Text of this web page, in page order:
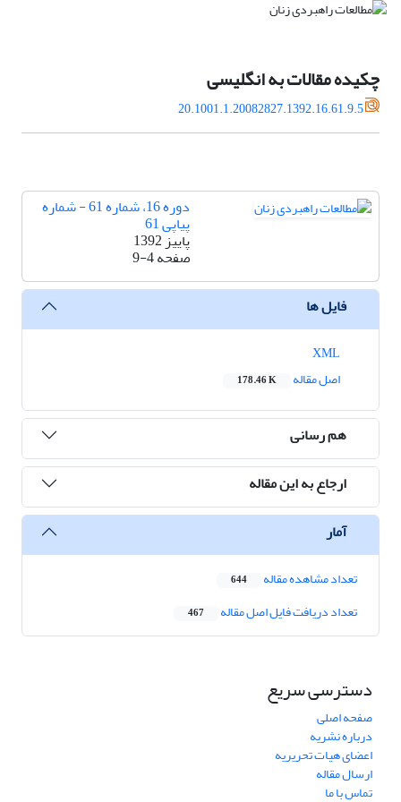
چکیده مقالات به انگلیسی
20.1001.1.20082827.1392.16.61.9.5
دوره 16، شماره 61 - شماره
پیاپی 61
پاییز 1392
صفحه9-4
فایل ها
اصل مقاله
178.46 K
هم رسانی
ارجاع به این مقاله
آمار
تعداد مشاهده مقاله 644
تعداد دریافت فایل اصل مقاله 467
دسترسی سریع
صفحه اصلی
درباره نشریه
اعضای هیات تحریریه
ارسال مقاله
تماس با ما